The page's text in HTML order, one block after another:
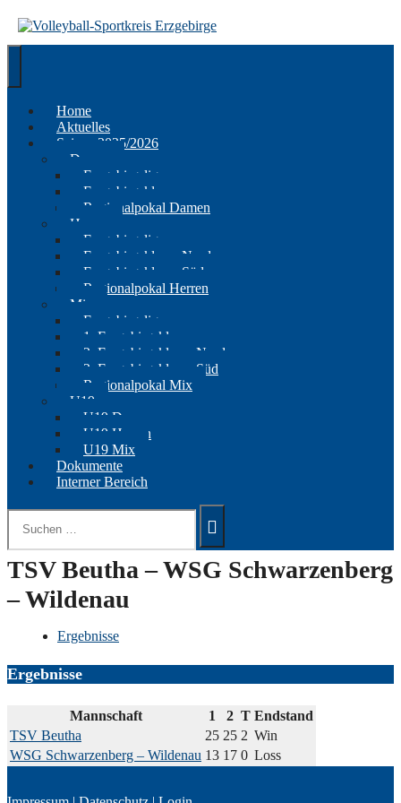
zum
Inhalt
Home
Aktuelles
Saison 2025/2026
Damen
Erzgebirgsliga
Erzgebirgsklasse
Regionalpokal Damen
Herren
Erzgebirgsliga
Erzgebirgsklasse Nord
Erzgebirgsklasse Süd
Regionalpokal Herren
Mix
Erzgebirgsliga
1. Erzgebirgsklasse
2. Erzgebirgsklasse Nord
2. Erzgebirgsklasse Süd
Regionalpokal Mix
U19
U19 Damen
U19 Herren
U19 Mix
Dokumente
Interner Bereich
Suchen
nach:
TSV Beutha – WSG Schwarzenberg
– Wildenau
Ergebnisse
Ergebnisse
Mannschaft 1 2 T Endstand
TSV Beutha
25 25 2 Win
WSG Schwarzenberg – Wildenau 13 17 0 Loss